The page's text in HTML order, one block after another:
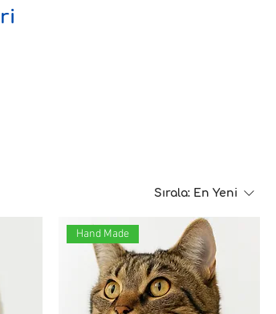
Sırala: En Yeni
Hand Made